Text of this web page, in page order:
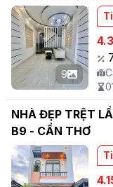
9
NHÀ ĐẸP TRỆT
B9 - CẦN THƠ